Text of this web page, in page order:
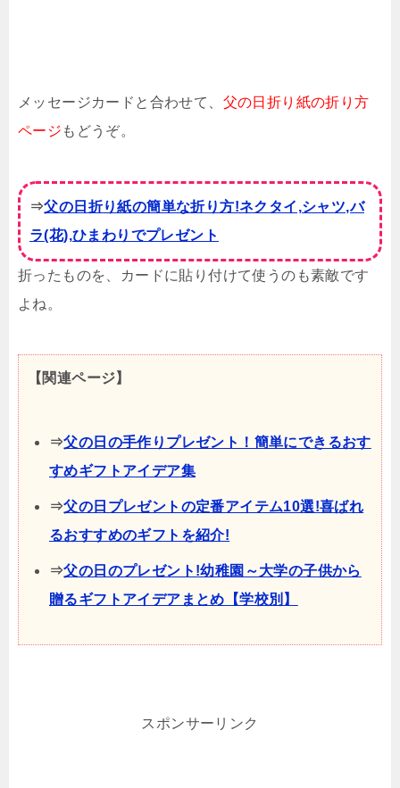
メッセージカードと合わせて、 父の日折り紙の折り方
ページ もどうぞ。
⇒父の日折り紙の簡単な折り方!ネクタイ,シャツ,バ
ラ(花),ひまわりでプレゼント
折ったものを、カードに貼り付けて使うのも素敵です
よね。
【関連ページ】
⇒父の日の手作りプレゼント！簡単にできるおす
すめギフトアイデア集
⇒父の日プレゼントの定番アイテム10選!喜ばれ
るおすすめのギフトを紹介!
⇒父の日のプレゼント!幼稚園～大学の子供から
贈るギフトアイデアまとめ【学校別】
スポンサーリンク